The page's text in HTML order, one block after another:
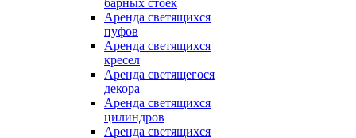
барных стоек
Аренда светящихся
пуфов
Аренда светящихся
кресел
Аренда светящегося
декора
Аренда светящихся
цилиндров
Аренда светящихся